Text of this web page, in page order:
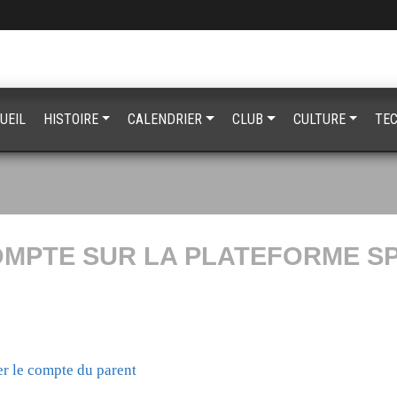
SUR LA PLATEFORME
le compte du parent
HISTOIRE CALENDRIER CLUB CULTURE